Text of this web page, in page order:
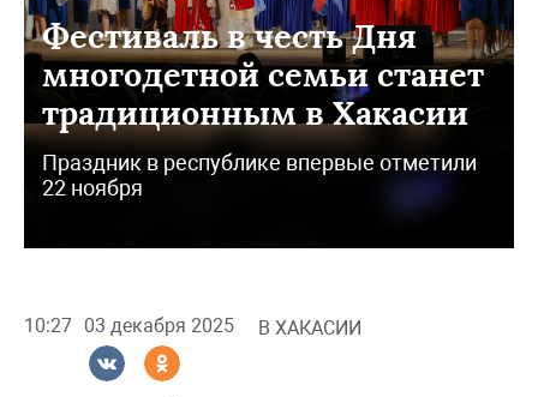
Фестиваль в честь Дня
многодетной семьи станет
традиционным в Хакасии
Праздник в республике впервые отметили
22 ноября
10:27 03 декабря 2025 В ХАКАСИИ